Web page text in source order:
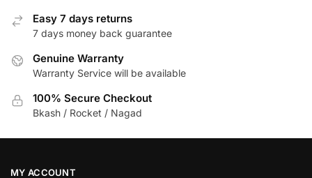
Easy 7 days returns
7 days money back guarantee
Genuine Warranty
Warranty Service will be available
100% Secure Checkout
Bkash / Rocket / Nagad
MY ACCOUNT